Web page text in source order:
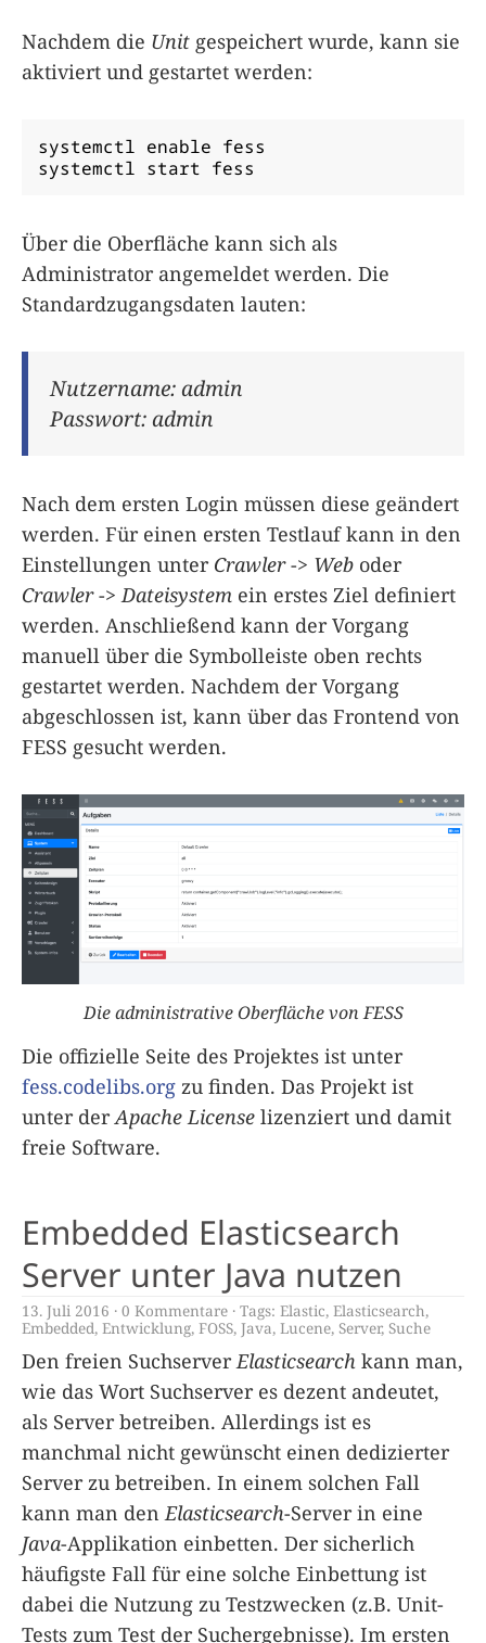
Nachdem die Unit gespeichert wurde, kann sie
aktiviert und gestartet werden:
systemctl enable fess
systemctl start fess
Über die Oberfläche kann sich als
Administrator angemeldet werden. Die
Standardzugangsdaten lauten:
Nutzername: admin
Passwort: admin
Nach dem ersten Login müssen diese geändert
werden. Für einen ersten Testlauf kann in den
Einstellungen unter Crawler-> Web oder
Crawler->Dateisystem ein erstes Ziel definiert
werden. Anschließend kann der Vorgang
manuell über die Symbolleiste oben rechts
gestartet werden. Nachdem der Vorgang
abgeschlossen ist, kann über das Frontend von
FESS gesucht werden.
Die administrative Oberfläche von FESS
Die offizielle Seite des Projektes ist unter
fess.codelibs.org zu finden. Das Projekt ist
unter derApache License lizenziert und damit
freie Software.
Embedded Elasticsearch
Server unter Java nutzen
13. Juli 2016 0 Kommentare Tags: Elastic, Elasticsearch,
Embedded, Entwicklung, FOSS, Java, Lucene, Server, Suche
Den freien SuchserverElasticsearch kann man,
wie das Wort Suchserver es dezent andeutet,
als Server betreiben. Allerdings ist es
manchmal nicht gewünscht einen dedizierter
Server zu betreiben. In einem solchen Fall
kann man denElasticsearch-Server in eine
Java-Applikation einbetten. Der sicherlich
häufigste Fall für eine solche Einbettung ist
dabei die Nutzung zu Testzwecken (z.B. Unit-
Tests zum Test der Suchergebnisse). Im ersten